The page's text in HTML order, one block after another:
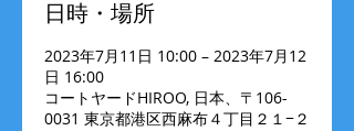
日時・場所
2023年7月11日 10:00 – 2023年7月12
日 16:00
コートヤードHIROO, 日本、〒106-
0031 東京都港区西麻布４丁目２１−２